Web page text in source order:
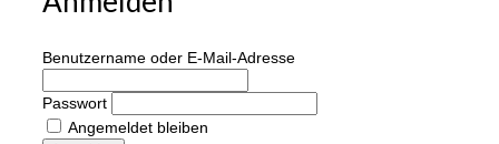
Benutzername oder E-Mail-Adresse
Passwort
Angemeldet bleiben